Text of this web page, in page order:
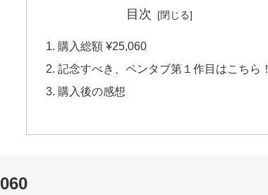
目次
購入総額 ¥25,060
記念すべき、ペンタブ第１作目はこちら！
購入後の感想